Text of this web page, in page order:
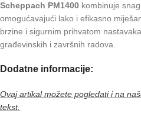
Scheppach PM1400 kombinuje
omogućavajući lako i efikasno
brzine i sigurnim prihvatom
građevinskih i završnih radova.
Dodatne informacije:
Ovaj artikal možete pogledati i na
tekst.